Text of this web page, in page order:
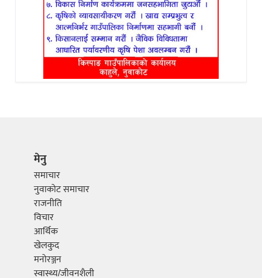
मेनु
समाचार
नुवाकोट समाचार
राजनीति
विचार
आर्थिक
खेलकुद
मनोरञ्जन
स्वास्थ्य/जीवनशैली